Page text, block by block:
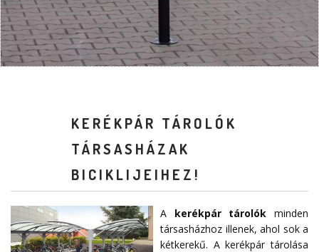
KERÉKPÁR TÁROLÓK
TÁRSASHÁZAK
BICIKLIJEIHEZ!
A kerékpár tárolók minden
társasházhoz illenek, ahol sok a
kétkerekű. A kerékpár tárolása